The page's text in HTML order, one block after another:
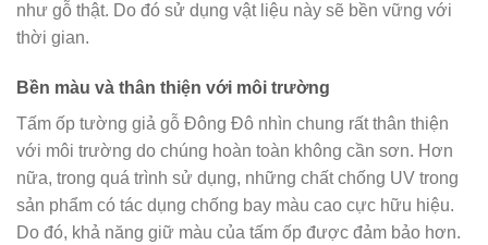
như gỗ thật. Do đó sử dụng vật liệu này sẽ bền vững với
thời gian.
Bền màu và thân thiện với môi trường
Tấm ốp tường giả gỗ Đông Đô nhìn chung rất thân thiện
với môi trường do chúng hoàn toàn không cần sơn. Hơn
nữa, trong quá trình sử dụng, những chất chống UV trong
sản phẩm có tác dụng chống bay màu cao cực hữu hiệu.
Do đó, khả năng giữ màu của tấm ốp được đảm bảo hơn.